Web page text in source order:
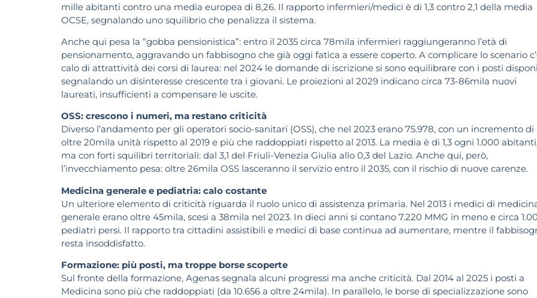
mille abitanti contro una media europea di 8,26. Il rapporto infermieri/medici è di 1,3 contro 2,1 della media
OCSE, segnalando uno squilibrio che penalizza il sistema.
Anche qui pesa la “gobba pensionistica”: entro il 2035 circa 78mila infermieri raggiungeranno l’età di
pensionamento, aggravando un fabbisogno che già oggi fatica a essere coperto. A complicare lo scenario
calo di attrattività dei corsi di laurea: nel 2024 le domande di iscrizione si sono equilibrare con i posti
segnalando un disinteresse crescente tra i giovani. Le proiezioni al 2029 indicano circa 73-86mila nuovi
laureati, insufficienti a compensare le uscite.
OSS: crescono i numeri, ma restano criticità
Diverso l’andamento per gli operatori socio-sanitari (OSS), che nel 2023 erano 75.978, con un incremento di
oltre 20mila unità rispetto al 2019 e più che raddoppiati rispetto al 2013. La media è di 1,3 ogni 1.000
ma con forti squilibri territoriali: dal 3,1 del Friuli-Venezia Giulia allo 0,3 del Lazio. Anche qui, però,
l’invecchiamento pesa: oltre 26mila OSS lasceranno il servizio entro il 2035, con il rischio di nuove carenze.
Medicina generale e pediatria: calo costante
Un ulteriore elemento di criticità riguarda il ruolo unico di assistenza primaria. Nel 2013 i medici di
generale erano oltre 45mila, scesi a 38mila nel 2023. In dieci anni si contano 7.220 MMG in meno e circa
pediatri persi. Il rapporto tra cittadini assistibili e medici di base continua ad aumentare, mentre il
resta insoddisfatto.
Formazione: più posti, ma troppe borse scoperte
Sul fronte della formazione, Agenas segnala alcuni progressi ma anche criticità. Dal 2014 al 2025 i posti a
Medicina sono più che raddoppiati (da 10.656 a oltre 24mila). In parallelo, le borse di specializzazione sono